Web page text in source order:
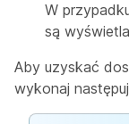
W
są
Aby uzyskać
wykonaj